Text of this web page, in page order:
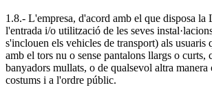
1.8.- L'empresa, d'acord amb el que disposa la
l'entrada i/o utilització de les seves
s'inclouen els vehicles de transport) als usuaris
amb el tors nu o sense pantalons llargs o curts,
banyadors mullats, o de qualsevol altra manera
costums i a l'ordre públic.